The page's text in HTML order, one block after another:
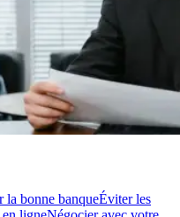
la bonne banqueÉviter les